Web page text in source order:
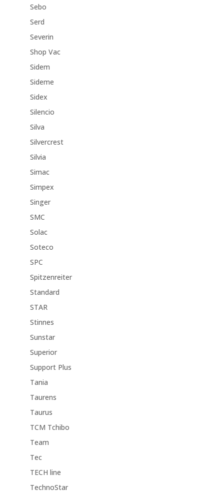
Sebo
Serd
Severin
Shop Vac
Sidem
Sideme
Sidex
Silencio
Silva
Silvercrest
Silvia
Simac
Simpex
Singer
SMC
Solac
Soteco
SPC
Spitzenreiter
Standard
STAR
Stinnes
Sunstar
Superior
Support Plus
Tania
Taurens
Taurus
TCM Tchibo
Team
Tec
TECH line
TechnoStar